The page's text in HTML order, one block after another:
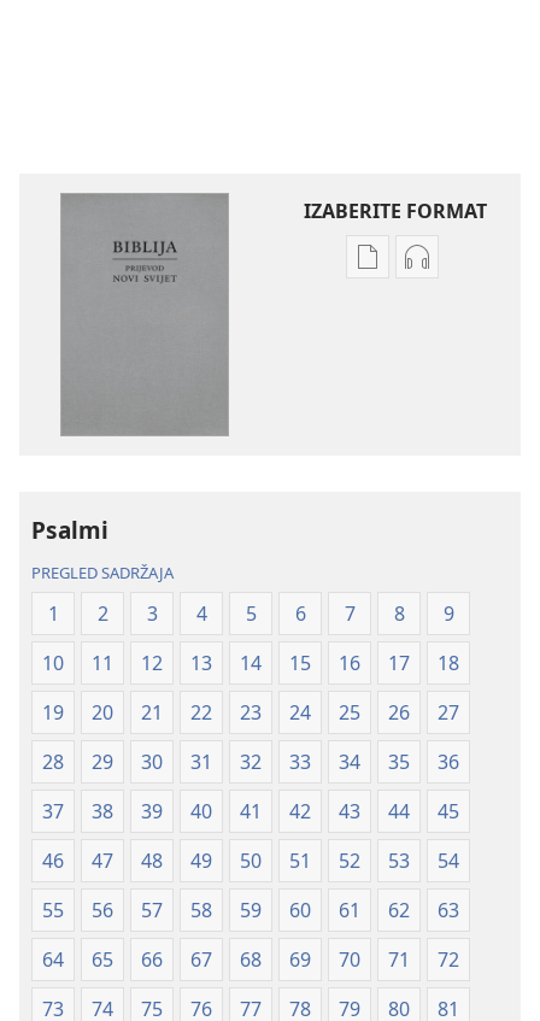
IZABERITE FORMAT
PostavkePostavke
Psalmi
PREGLED SADRŽAJA
1 2 3 4 5 6 7 8
9
10
11 12 13 14 15 16 17
18
19
20 21 22 23 24 25 26
27
28
29 30 31 32 33 34 35
36
37
38 39 40 41 42 43 44
45
46
47 48 49 50 51 52 53
54
55
56 57 58 59 60 61 62
63
64
65 66 67 68 69 70 71
72
73
74 75 76 77 78 79 80
81